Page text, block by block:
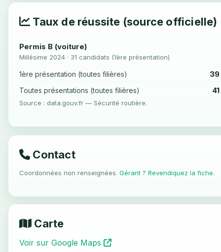
Taux de réussite (source officielle)
Permis B (voiture)
Millésime 2024 · 31 candidats (1ère présentation)
1ère présentation (toutes filières) 39
Toutes présentations (toutes filières)
Source : data.gouv.fr — Sécurité routière.
Contact
Coordonnées non renseignées. Gérant ? Revendiquez la fiche.
Carte
Voir sur Google Maps